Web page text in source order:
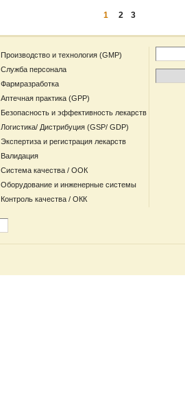
1 2 3
Производство и технология (GMP)
Служба персонала
Фармразработка
Аптечная практика (GPP)
Безопасность и эффективность лекарств
Логистика/ Дистрибуция (GSP/ GDP)
Экспертиза и регистрация лекарств
Валидация
Система качества / ООК
Оборудование и инженерные системы
Контроль качества / ОКК